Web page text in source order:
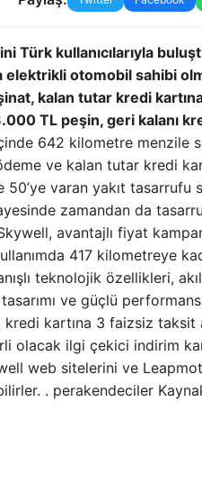
kullanıcılarıyla
otomobil sahibi
kalan tutar kredi
TL peşin, geri kalanı
642 kilometre menzile
ve kalan tutar kredi
varan yakıt tasarrufu
zamandan da
avantajlı fiyat
417 kilometreye
teknolojik özellikleri,
ve güçlü
kartına 3 faizsiz
olacak ilgi çekici indirim
web sitelerini ve
. perakendeciler